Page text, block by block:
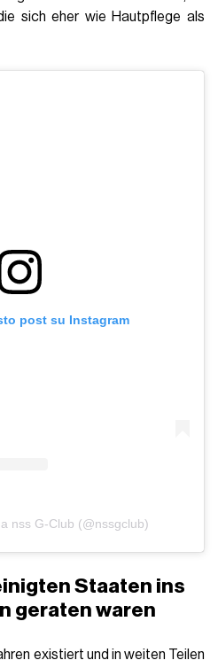
sich eher wie Hautpflege als
post su Instagram
nss G-Club (@nssgclub)
Staaten ins
geraten waren
existiert und in weiten Teilen